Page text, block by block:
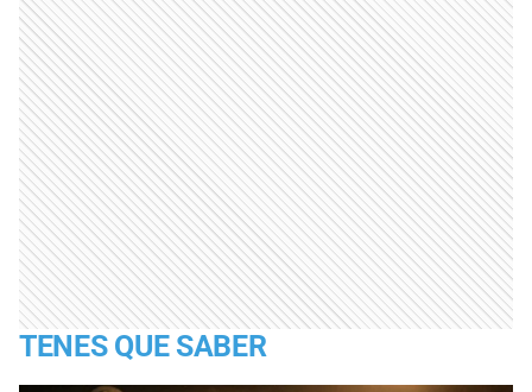
TENES QUE SABER